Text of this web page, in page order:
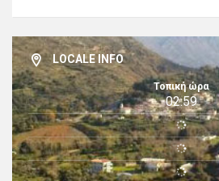
LOCALE INFO
Τοπική ώρα
02:59